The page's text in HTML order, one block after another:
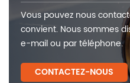
Vous pouvez nous
convient. Nous sommes
e-mail ou par téléphone.
CONTACTEZ-NOUS